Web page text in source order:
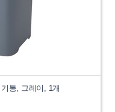
통, 그레이, 1개